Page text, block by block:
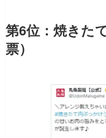
第6位：焼きた
票）